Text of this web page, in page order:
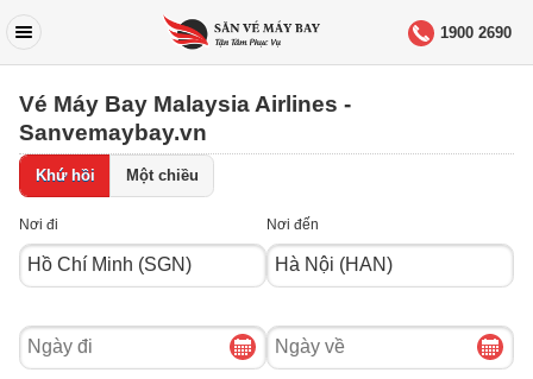
1900 2690
Vé Máy Bay Malaysia Airlines -
Sanvemaybay.vn
Khứ hồi Một chiều
Nơi đi Nơi đến
Ngày
đi
Ngày
về